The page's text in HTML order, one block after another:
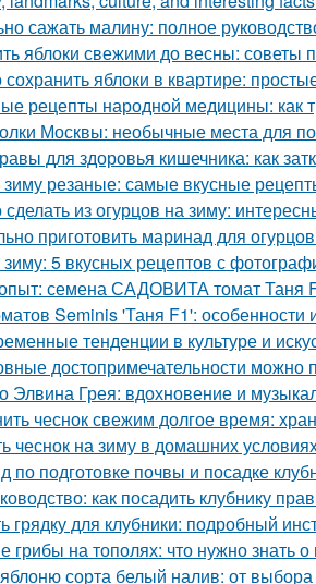
сажать малину: полное
яблоки свежими до весны: советы
сохранить яблоки в квартире:
рецепты народной медицины: как
Москвы: необычные места для
для здоровья кишечника: как
резаные: самые вкусные
из огурцов на зиму:
приготовить маринад для
5 вкусных рецептов с
семена САДОВИТА томат Таня
Seminis 'Таня F1': особенности
тенденции в культуре и
достопримечательности можно
Элвина Грея: вдохновение и
чеснок свежим долгое время:
чеснок на зиму в домашних
по подготовке почвы и посадке
как посадить клубнику
грядку для клубники: подробный
на тополях: что нужно знать
сорта белый налив: от